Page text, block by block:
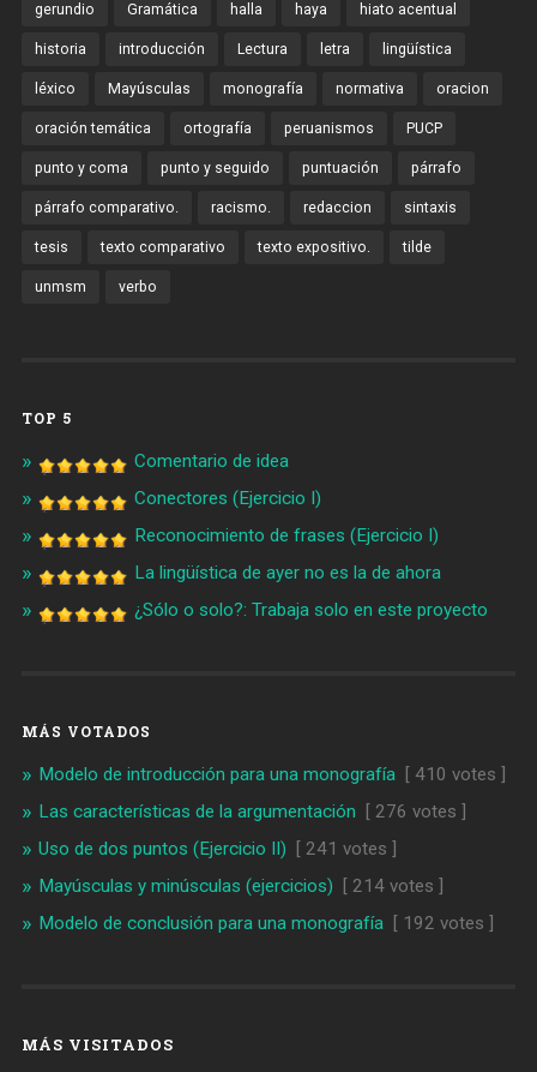
gerundio Gramática halla haya hiato acentual
historia introducción Lectura letra lingüística
léxico Mayúsculas monografía normativa oracion
oración temática ortografía peruanismos PUCP
punto y coma punto y seguido puntuación párrafo
párrafo comparativo. racismo. redaccion sintaxis
tesis texto comparativo texto expositivo. tilde
unmsm verbo
TOP 5
Comentario de idea
Conectores (Ejercicio I)
Reconocimiento de frases (Ejercicio I)
La lingüística de ayer no es la de ahora
¿Sólo o solo?: Trabaja solo en este proyecto
MÁS VOTADOS
Modelo de introducción para una monografía[ 410 votes ]
Las características de la argumentación [ 276 votes ]
Uso de dos puntos (Ejercicio II) [ 241 votes ]
Mayúsculas y minúsculas (ejercicios) [ 214 votes ]
Modelo de conclusión para una monografía[ 192 votes ]
MÁS VISITADOS